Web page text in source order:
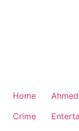
Home
Crime